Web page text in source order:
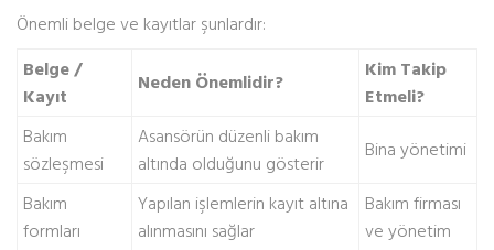
Önemli belge ve kayıtlar şunlardır:
Belge /
Kayıt
Neden Önemlidir?
Kim Takip
Etmeli?
Bakım
sözleşmesi
Asansörün düzenli bakım
altında olduğunu gösterir
Bina yönetimi
Bakım
formları
Yapılan işlemlerin kayıt altına
alınmasını sağlar
Bakım firması
ve yönetim